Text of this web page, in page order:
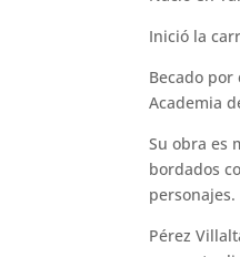
Inició la
Becado
Academia
Su obra es
bordados
personajes.
Pérez